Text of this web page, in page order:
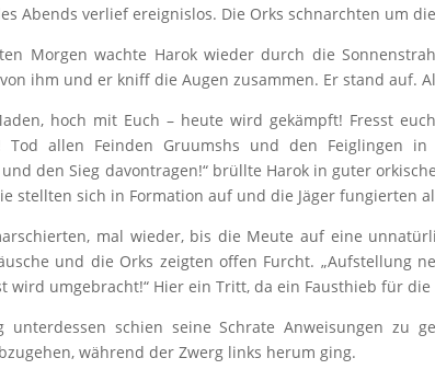
Abends verlief ereignislos. Die Orks schnarchten um
Morgen wachte Harok wieder durch die
ihm und er kniff die Augen zusammen. Er stand auf.
hoch mit Euch – heute wird gekämpft! Fresst
Tod allen Feinden Gruumshs und den Feiglingen
den Sieg davontragen!“ brüllte Harok in guter
stellten sich in Formation auf und die Jäger fungierten
mal wieder, bis die Meute auf eine
und die Orks zeigten offen Furcht. „Aufstellung
wird umgebracht!“ Hier ein Tritt, da ein Fausthieb für
unterdessen schien seine Schrate Anweisungen zu
während der Zwerg links herum ging.